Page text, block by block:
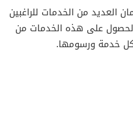
العديد من الخدمات للراغبين
على هذه الخدمات من
خدمة ورسومها.